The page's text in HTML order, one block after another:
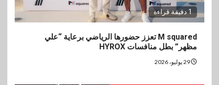
1 دقيقة قراءة
M squared تعزز حضورها الرياضي برعاية “علي
مظهر” بطل منافسات HYROX